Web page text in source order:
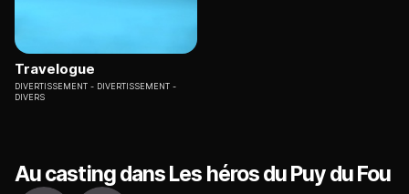
Travelogue
DIVERTISSEMENT
DIVERTISSEMENT -
DIVERS
Au casting dans Les héros du Puy du Fou